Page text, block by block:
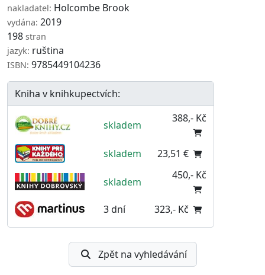
nakladatel: Holcombe Brook
vydána: 2019
198 stran
jazyk: ruština
ISBN: 9785449104236
Kniha v knihkupectvích:
skladem
388,- Kč
skladem 23,51 €
skladem
450,- Kč
3 dní 323,- Kč
Zpět na vyhledávání